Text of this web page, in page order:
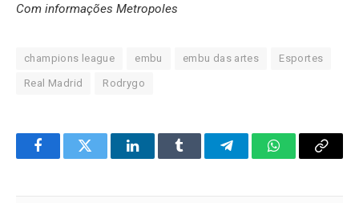
Com informações Metropoles
champions league embu embu das artes Esportes
Real Madrid Rodrygo
FacebookTwitter LinkedInTumblr TelegramWhatsApp
Copy